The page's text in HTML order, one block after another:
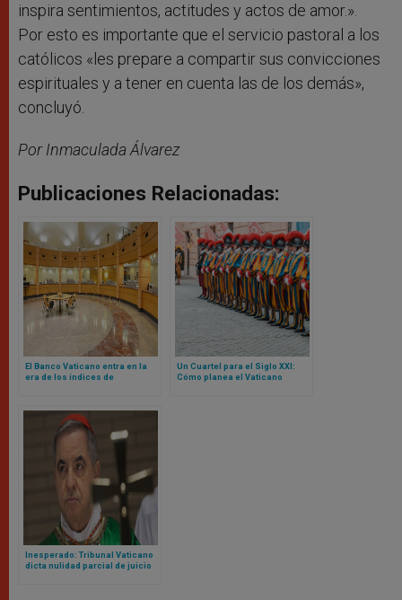
inspira sentimientos, actitudes y actos de amor.».
Por esto es importante que el servicio pastoral a los
católicos «les prepare a compartir sus convicciones
espirituales y a tener en cuenta las de los demás»,
concluyó.
Por Inmaculada Álvarez
Publicaciones Relacionadas:
El Banco Vaticano entra en la
era de los índices de
Un Cuartel para el Siglo XXI:
Cómo planea el Vaticano
Inesperado: Tribunal Vaticano
dicta nulidad parcial de juicio